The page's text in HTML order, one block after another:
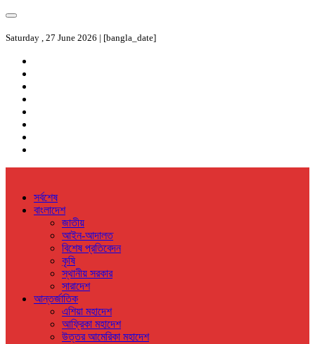
Saturday , 27 June 2026 | [bangla_date]
সর্বশেষ
বাংলাদেশ
জাতীয়
আইন-আদালত
বিশেষ প্রতিবেদন
কৃষি
স্থানীয় সরকার
সারাদেশ
আন্তর্জাতিক
এশিয়া মহাদেশ
আফ্রিকা মহাদেশ
উত্তর আমেরিকা মহাদেশ